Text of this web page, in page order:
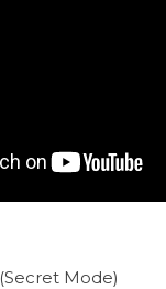
(Secret Mode)